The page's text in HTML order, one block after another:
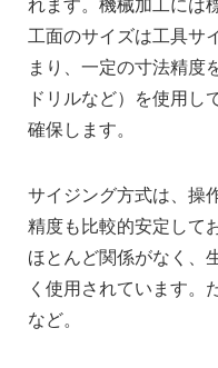
れます。機械加工には
工面のサイズは工具サ
まり、一定の寸法精度
ドリルなど）を使用し
確保します。
サイジング方式は、操
精度も比較的安定して
ほとんど関係がなく、
く使用されています。
など。